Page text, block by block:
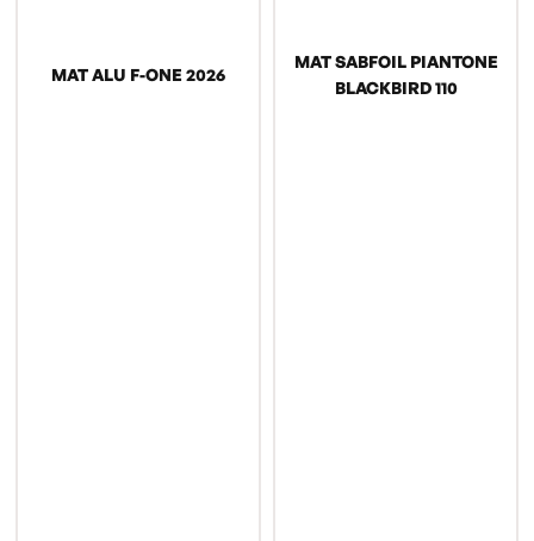
MAT ALU F-ONE 2026
MAT SABFOIL PIANTONE
BLACKBIRD 110